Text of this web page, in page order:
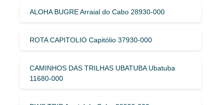
ALOHA BUGRE Arraial do Cabo 28930-000
ROTA CAPITOLIO Capitólio 37930-000
CAMINHOS DAS TRILHAS UBATUBA Ubatuba
11680-000